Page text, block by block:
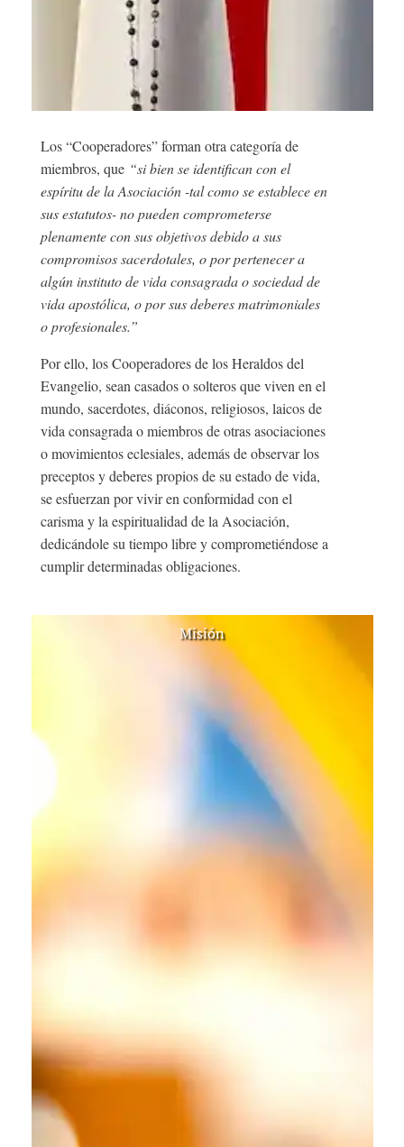
Los “Cooperadores” forman otra categoría de
miembros, que “si bien se identifican con el
espíritu de la Asociación -tal como se establece en
sus estatutos- no pueden comprometerse
plenamente con sus objetivos debido a sus
compromisos sacerdotales, o por pertenecer a
algún instituto de vida consagrada o sociedad de
vida apostólica, o por sus deberes matrimoniales
o profesionales.”
Por ello, los Cooperadores de los Heraldos del
Evangelio, sean casados o solteros que viven en el
mundo, sacerdotes, diáconos, religiosos, laicos de
vida consagrada o miembros de otras asociaciones
o movimientos eclesiales, además de observar los
preceptos y deberes propios de su estado de vida,
se esfuerzan por vivir en conformidad con el
carisma y la espiritualidad de la Asociación,
dedicándole su tiempo libre y comprometiéndose a
cumplir determinadas obligaciones.
Misión